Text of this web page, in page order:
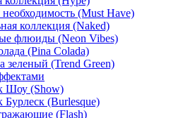
необходимость (Must Have)
коллекция (Naked)
флюиды (Neon Vibes)
(Pina Colada)
зеленый (Trend Green)
Шоу (Show)
Бурлеск (Burlesque)
(Flash)